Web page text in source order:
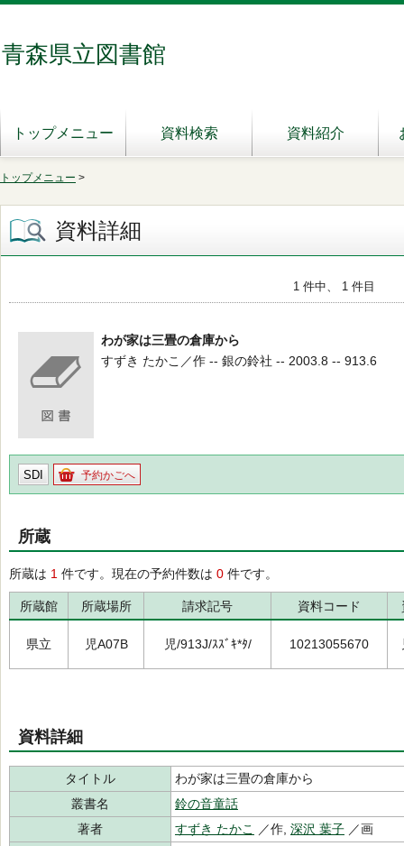
青森県立図書館
トップメニュー 資料検索 資料紹介
トップメニュー >
資料詳細
1 件中、 1 件目
わが家は三畳の倉庫から
すずき たかこ／作 -- 銀の鈴社 -- 2003.8 -- 913.6
SDI 予約かごへ
所蔵
所蔵は 1 件です。現在の予約件数は 0 件です。
所蔵館 所蔵場所 請求記号 資料コード
県立 児A07B 児/913J/ｽｽﾞｷ*ﾀ/ 10213055670
資料詳細
タイトル
わが家は三畳の倉庫から
叢書名
鈴の音童話
著者
すずき たかこ ／作, 深沢 葉子 ／画